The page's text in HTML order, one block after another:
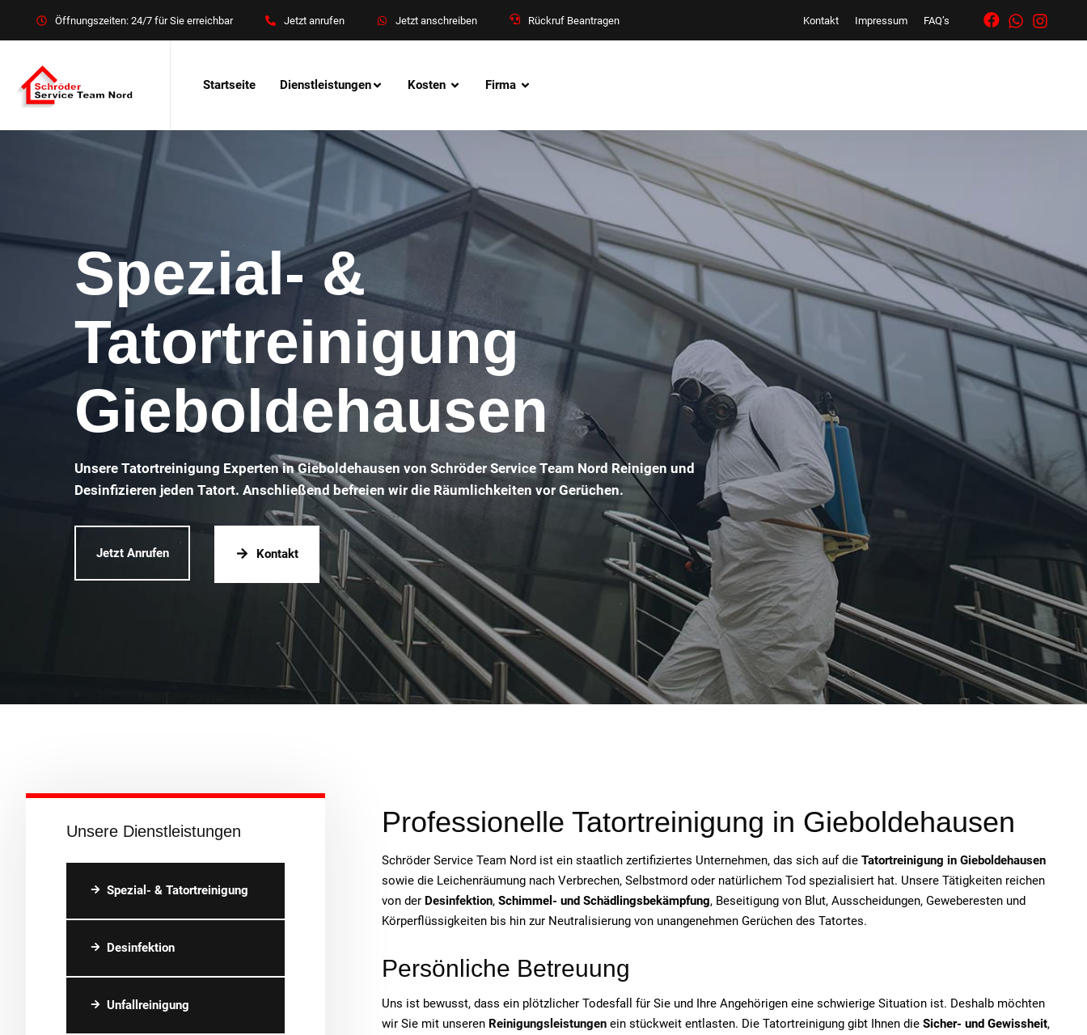
Öffnungszeiten: 24/7 für Sie erreichbar Jetzt anrufen Jetzt anschreiben Rückruf Beantragen Kontakt Impressum FAQ’s
Startseite Dienstleistungen Kosten Firma
Spezial- &
Tatortreinigung
Gieboldehausen
Unsere Tatortreinigung Experten in Gieboldehausen von Schröder Service Team Nord Reinigen und
Desinfizieren jeden Tatort. Anschließend befreien wir die Räumlichkeiten vor Gerüchen.
Jetzt Anrufen Kontakt
Unsere Dienstleistungen
Spezial- & Tatortreinigung
Desinfektion
Unfallreinigung
Professionelle Tatortreinigung in Gieboldehausen
Schröder Service Team Nord ist ein staatlich zertifiziertes Unternehmen, das sich auf die Tatortreinigung in Gieboldehausen
sowie die Leichenräumung nach Verbrechen, Selbstmord oder natürlichem Tod spezialisiert hat. Unsere Tätigkeiten reichen
von der Desinfektion, Schimmel- und Schädlingsbekämpfung, Beseitigung von Blut, Ausscheidungen, Geweberesten und
Körperflüssigkeiten bis hin zur Neutralisierung von unangenehmen Gerüchen des Tatortes.
Persönliche Betreuung
Uns ist bewusst, dass ein plötzlicher Todesfall für Sie und Ihre Angehörigen eine schwierige Situation ist. Deshalb möchten
wir Sie mit unseren Reinigungsleistungen ein stückweit entlasten. Die Tatortreinigung gibt Ihnen die Sicher- und Gewissheit,